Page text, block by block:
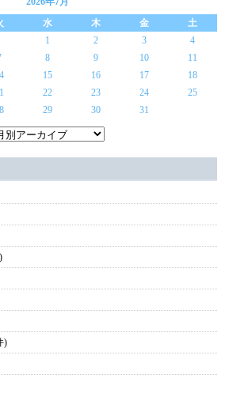
水 木 金
土
1
2 3
4
8 9 10
11
15 16 17
18
22 23 24
25
29 30 31
)